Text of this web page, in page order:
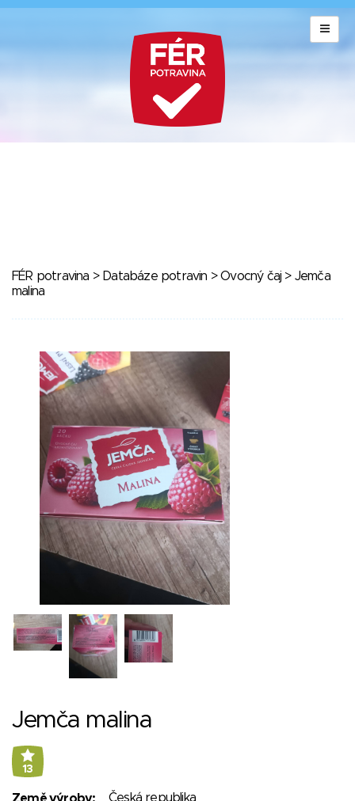
FÉR potravina > Databáze potravin >Ovocný čaj > Jemča
malina
Jemča malina
13
Česká republika